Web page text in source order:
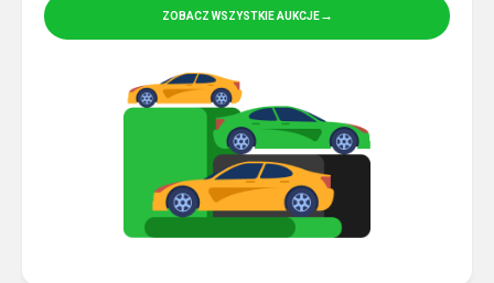
ZOBACZ WSZYSTKIE AUKCJE